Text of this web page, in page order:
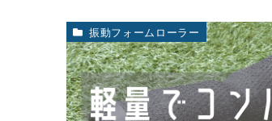
振動フォームローラー